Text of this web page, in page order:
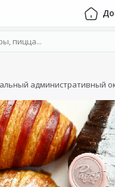
административный